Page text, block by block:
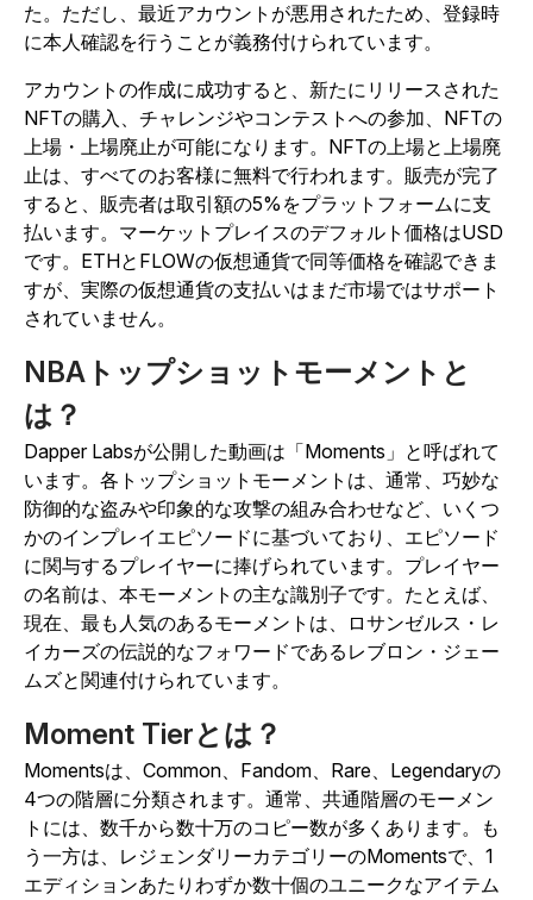
た。ただし、最近アカウントが悪用されたため、登録時
に本人確認を行うことが義務付けられています。
アカウントの作成に成功すると、新たにリリースされた
NFTの購入、チャレンジやコンテストへの参加、NFTの
上場・上場廃止が可能になります。NFTの上場と上場廃
止は、すべてのお客様に無料で行われます。販売が完了
すると、販売者は取引額の5%をプラットフォームに支
払います。マーケットプレイスのデフォルト価格はUSD
です。ETHとFLOWの仮想通貨で同等価格を確認できま
すが、実際の仮想通貨の支払いはまだ市場ではサポート
されていません。
NBAトップショットモーメントと
は？
Dapper Labsが公開した動画は「Moments」と呼ばれて
います。各トップショットモーメントは、通常、巧妙な
防御的な盗みや印象的な攻撃の組み合わせなど、いくつ
かのインプレイエピソードに基づいており、エピソード
に関与するプレイヤーに捧げられています。プレイヤー
の名前は、本モーメントの主な識別子です。たとえば、
現在、最も人気のあるモーメントは、ロサンゼルス・レ
イカーズの伝説的なフォワードであるレブロン・ジェー
ムズと関連付けられています。
Moment Tierとは？
Momentsは、Common、Fandom、Rare、Legendaryの
4つの階層に分類されます。通常、共通階層のモーメン
トには、数千から数十万のコピー数が多くあります。も
う一方は、レジェンダリーカテゴリーのMomentsで、1
エディションあたりわずか数十個のユニークなアイテム